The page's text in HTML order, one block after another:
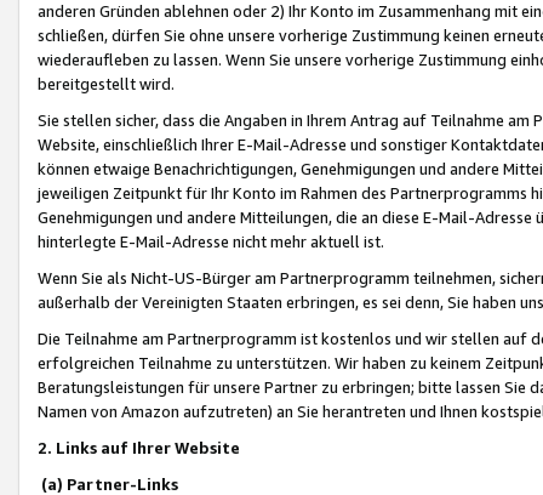
anderen Gründen ablehnen oder 2) Ihr Konto im Zusammenhang mit
schließen, dürfen Sie ohne unsere vorherige Zustimmung keinen
wiederaufleben zu lassen. Wenn Sie unsere vorherige Zustimmung
bereitgestellt wird.
Sie stellen sicher, dass die Angaben in Ihrem Antrag auf Teilnahme
Website, einschließlich Ihrer E-Mail-Adresse und sonstiger
können etwaige Benachrichtigungen, Genehmigungen und andere
jeweiligen Zeitpunkt für Ihr Konto im Rahmen des Partnerprogramms
Genehmigungen und andere Mitteilungen, die an diese E-Mail-
hinterlegte E-Mail-Adresse nicht mehr aktuell ist.
Wenn Sie als Nicht-US-Bürger am Partnerprogramm teilnehmen,
außerhalb der Vereinigten Staaten erbringen, es sei denn, Sie haben
Die Teilnahme am Partnerprogramm ist kostenlos und wir stellen auf
erfolgreichen Teilnahme zu unterstützen. Wir haben zu keinem
Beratungsleistungen für unsere Partner zu erbringen; bitte lassen Sie
Namen von Amazon aufzutreten) an Sie herantreten und Ihnen
2. Links auf Ihrer Website
(a) Partner-Links